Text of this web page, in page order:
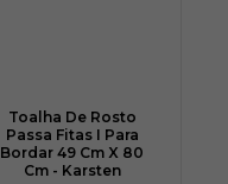
Toalha De Rosto
Passa Fitas I Para
Bordar 49 Cm X 80
Cm - Karsten